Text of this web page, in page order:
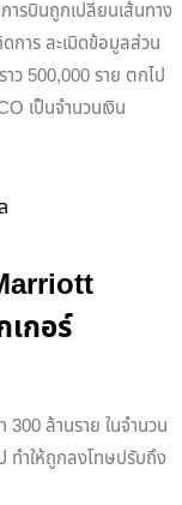
ารบินถูกเปลี่ยนเส้นทาง
การ ละเมิดข้อมูลส่วน
ว 500,000 ราย ตกไป
เป็นจำนวนเงิน
กอร์
ล้านราย ในจำนวน
ทำให้ถูกลงโทษปรับถึง